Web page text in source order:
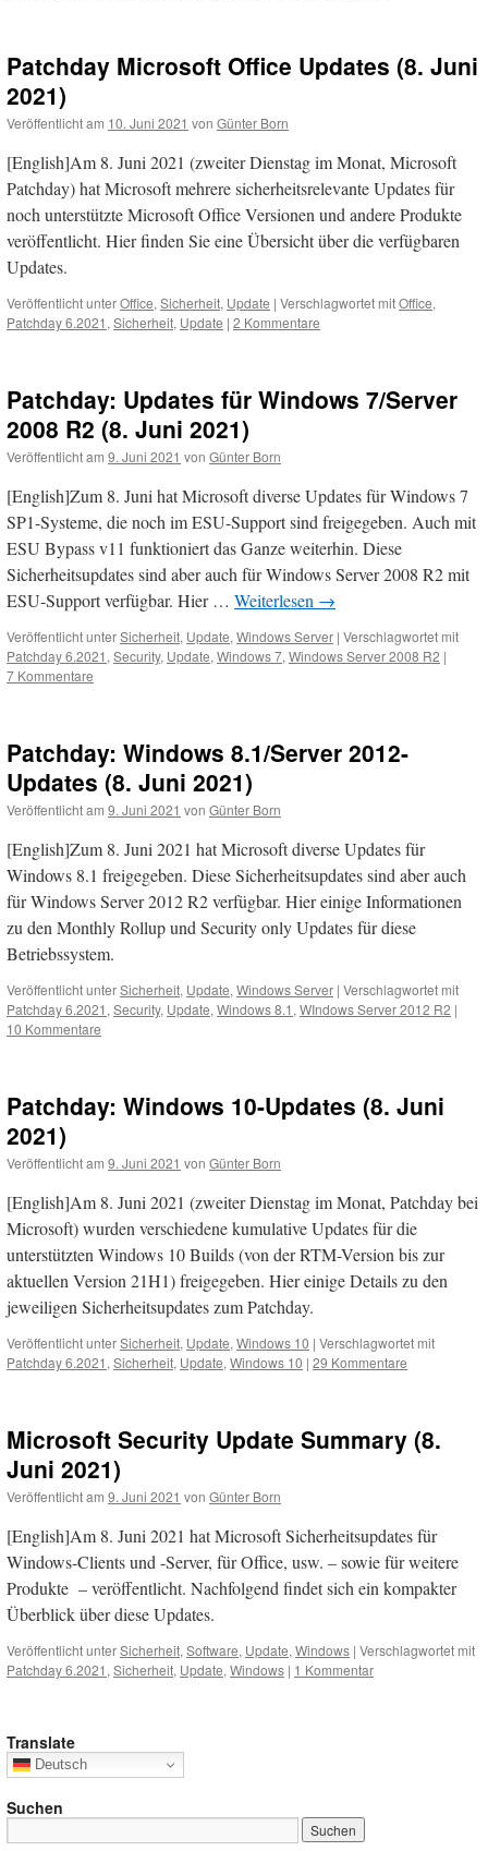
Patchday Microsoft Office Updates (8. Juni
2021)
Veröffentlicht am 10. Juni 2021 von Günter Born
[English]Am 8. Juni 2021 (zweiter Dienstag im Monat, Microsoft
Patchday) hat Microsoft mehrere sicherheitsrelevante Updates für
noch unterstützte Microsoft Office Versionen und andere Produkte
veröffentlicht. Hier finden Sie eine Übersicht über die verfügbaren
Updates.
Veröffentlicht unterOffice, Sicherheit, Update | Verschlagwortet mitOffice,
Patchday 6.2021 , Sicherheit, Update | 2 Kommentare
Patchday: Updates für Windows 7/Server
2008 R2 (8. Juni 2021)
Veröffentlicht am 9. Juni 2021 von Günter Born
[English]Zum 8. Juni hat Microsoft diverse Updates für Windows 7
SP1-Systeme, die noch im ESU-Support sind freigegeben. Auch mit
ESU Bypass v11 funktioniert das Ganze weiterhin. Diese
Sicherheitsupdates sind aber auch für Windows Server 2008 R2 mit
ESU-Support verfügbar. Hier … Weiterlesen →
Veröffentlicht unterSicherheit, Update, Windows Server | Verschlagwortet mit
Patchday 6.2021 , Security, Update, Windows 7, Windows Server 2008 R2 |
7 Kommentare
Patchday: Windows 8.1/Server 2012-
Updates (8. Juni 2021)
Veröffentlicht am 9. Juni 2021 von Günter Born
[English]Zum 8. Juni 2021 hat Microsoft diverse Updates für
Windows 8.1 freigegeben. Diese Sicherheitsupdates sind aber auch
für Windows Server 2012 R2 verfügbar. Hier einige Informationen
zu den Monthly Rollup und Security only Updates für diese
Betriebssystem.
Veröffentlicht unterSicherheit, Update, Windows Server | Verschlagwortet mit
Patchday 6.2021 , Security, Update, Windows 8.1 , WIndows Server 2012 R2 |
10 Kommentare
Patchday: Windows 10-Updates (8. Juni
2021)
Veröffentlicht am 9. Juni 2021 von Günter Born
[English]Am 8. Juni 2021 (zweiter Dienstag im Monat, Patchday bei
Microsoft) wurden verschiedene kumulative Updates für die
unterstützten Windows 10 Builds (von der RTM-Version bis zur
aktuellen Version 21H1) freigegeben. Hier einige Details zu den
jeweiligen Sicherheitsupdates zum Patchday.
Veröffentlicht unterSicherheit, Update, Windows 10 | Verschlagwortet mit
Patchday 6.2021 , Sicherheit, Update, Windows 10 | 29 Kommentare
Microsoft Security Update Summary (8.
Juni 2021)
Veröffentlicht am 9. Juni 2021 von Günter Born
[English]Am 8. Juni 2021 hat Microsoft Sicherheitsupdates für
Windows-Clients und -Server, für Office, usw. – sowie für weitere
Produkte – veröffentlicht. Nachfolgend findet sich ein kompakter
Überblick über diese Updates.
Veröffentlicht unterSicherheit, Software, Update, Windows | Verschlagwortet mit
Patchday 6.2021 , Sicherheit, Update, Windows | 1 Kommentar
Translate
Deutsch
Suchen